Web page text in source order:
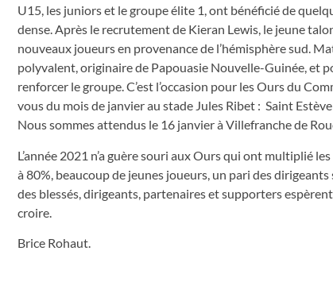
U15, les juniors et le groupe élite 1, ont bénéficié de
dense. Après le recrutement de Kieran Lewis, le jeune
nouveaux joueurs en provenance de l’hémisphère sud.
polyvalent, originaire de Papouasie Nouvelle-Guinée, et
renforcer le groupe. C’est l’occasion pour les Ours du
vous du mois de janvier au stade Jules Ribet : Saint
Nous sommes attendus le 16 janvier à Villefranche de
L’année 2021 n’a guère souri aux Ours qui ont multiplié
à 80%, beaucoup de jeunes joueurs, un pari des
des blessés, dirigeants, partenaires et supporters
croire.
Brice Rohaut.